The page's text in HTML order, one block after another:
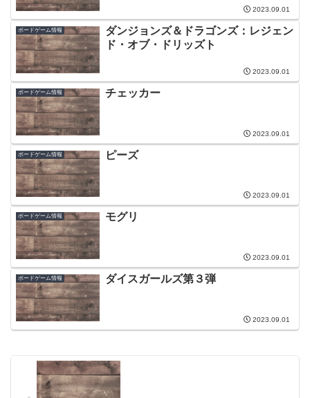
2023.09.01
ボードゲーム情報
ダンジョンズ＆ドラゴンズ：レジェン
ド・オブ・ドリッズト
2023.09.01
ボードゲーム情報 チェッカー
2023.09.01
ボードゲーム情報 ピーズ
2023.09.01
ボードゲーム情報 モグリ
2023.09.01
ボードゲーム情報 ダイスガールズ第３弾
2023.09.01